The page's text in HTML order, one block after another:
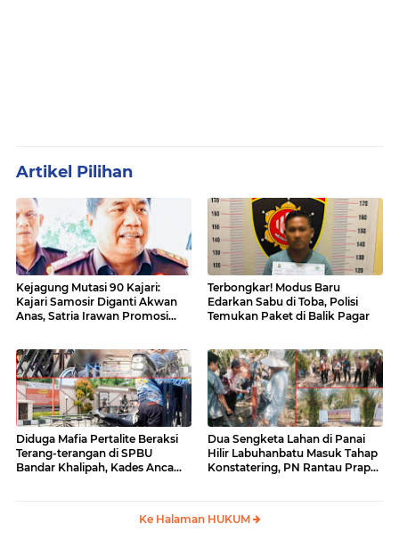
Artikel Pilihan
Kejagung Mutasi 90 Kajari:
Kajari Samosir Diganti Akwan
Anas, Satria Irawan Promosi
Terbongkar! Modus Baru
Edarkan Sabu di Toba, Polisi
Temukan Paket di Balik Pagar
Diduga Mafia Pertalite Beraksi
Terang-terangan di SPBU
Bandar Khalipah, Kades Ancam
Dua Sengketa Lahan di Panai
Hilir Labuhanbatu Masuk Tahap
Konstatering, PN Rantau Prapat
Ke Halaman HUKUM